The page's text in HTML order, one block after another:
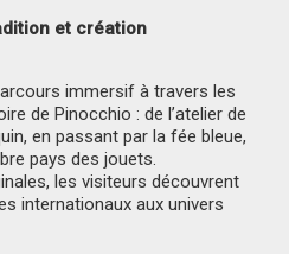
et création
immersif à travers les
de Pinocchio : de l’atelier de
en passant par la fée bleue,
pays des jouets.
les visiteurs découvrent
internationaux aux univers